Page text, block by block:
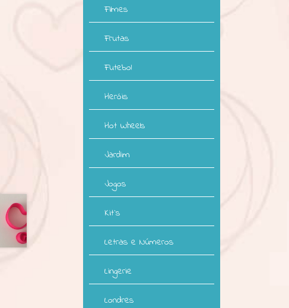
Filmes
Frutas
Futebol
Heróis
Hot Wheels
Jardim
Jogos
Kit`s
Letras e Números
Lingerie
Londres